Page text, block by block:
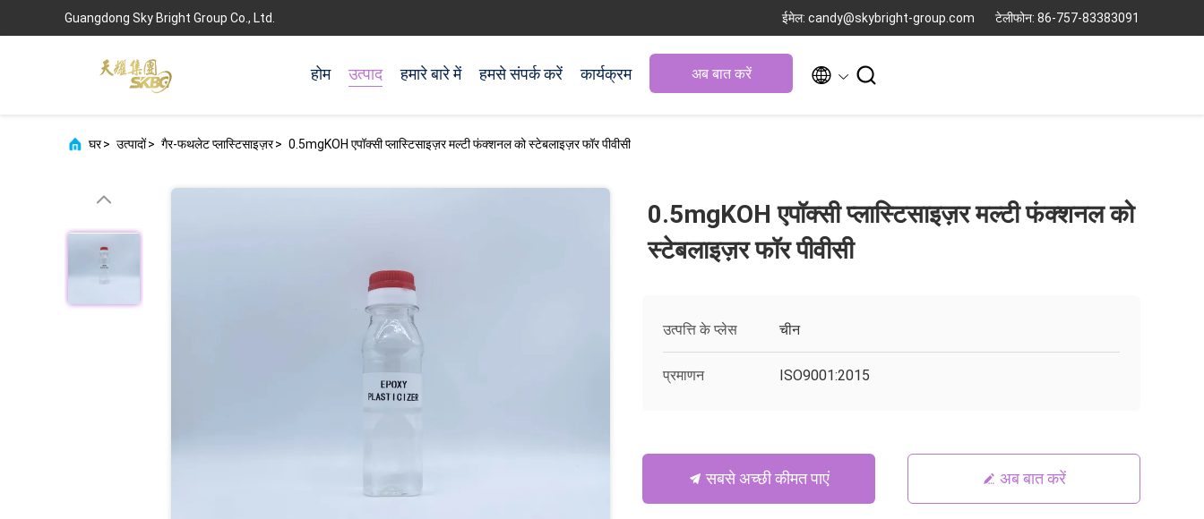
Guangdong Sky Bright Group Co., Ltd. ईमेल: candy@skybright-group.com टेलीफोन: 86-757-83383091
होम उत्पाद हमारे बारे में हमसे संपर्क करें कार्यक्रम अब बात करें  
घर> उत्पादों> गैर-फथलेट प्लास्टिसाइज़र> 0.5mgKOH एपॉक्सी प्लास्टिसाइज़र मल्टी फंक्शनल को स्टेबलाइज़र फॉर पीवीसी
0.5mgKOH एपॉक्सी प्लास्टिसाइज़र मल्टी फंक्शनल को
स्टेबलाइज़र फॉर पीवीसी
उत्पत्ति के प्लेस चीन
प्रमाणन ISO9001:2015
सबसे अच्छी कीमत पाएं अब बात करें